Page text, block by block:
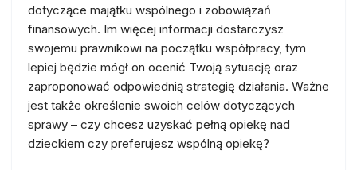
dotyczące majątku wspólnego i zobowiązań
finansowych. Im więcej informacji dostarczysz
swojemu prawnikowi na początku współpracy, tym
lepiej będzie mógł on ocenić Twoją sytuację oraz
zaproponować odpowiednią strategię działania. Ważne
jest także określenie swoich celów dotyczących
sprawy – czy chcesz uzyskać pełną opiekę nad
dzieckiem czy preferujesz wspólną opiekę?